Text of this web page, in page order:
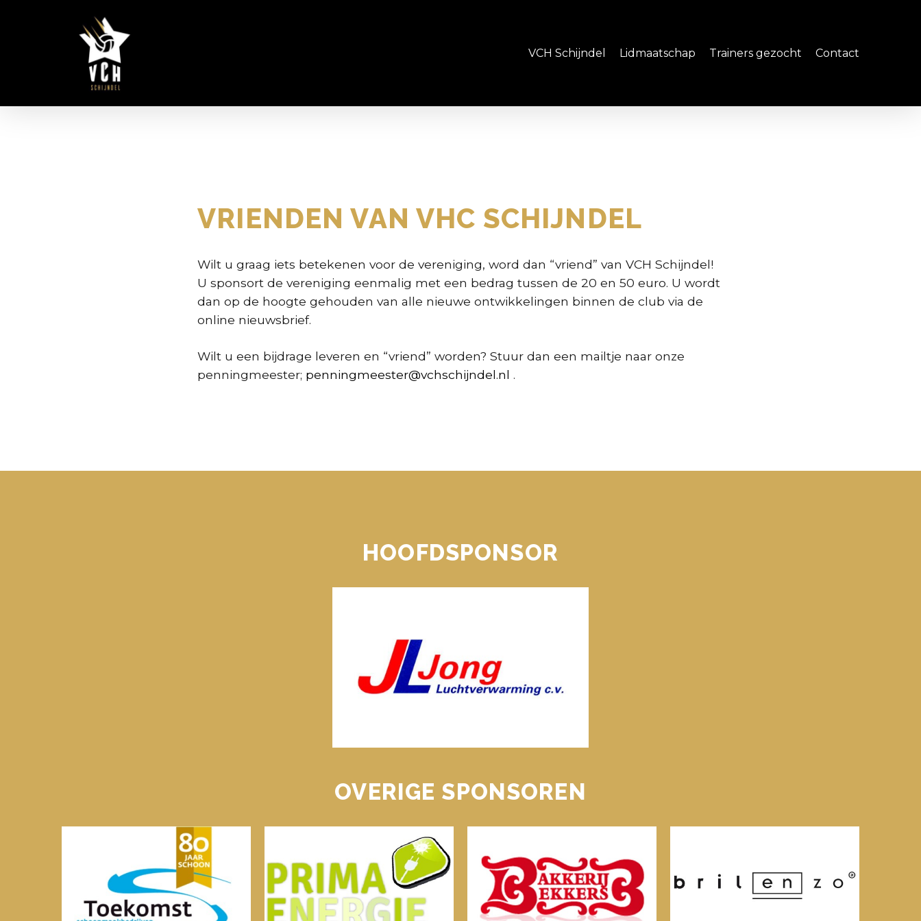
VCH Schijndel Lidmaatschap Trainers gezocht Contact
VRIENDEN VAN VHC SCHIJNDEL
Wilt u graag iets betekenen voor de vereniging, word dan “vriend” van VCH Schijndel!
U sponsort de vereniging eenmalig met een bedrag tussen de 20 en 50 euro. U wordt
dan op de hoogte gehouden van alle nieuwe ontwikkelingen binnen de club via de
online nieuwsbrief.
Wilt u een bijdrage leveren en “vriend” worden? Stuur dan een mailtje naar onze
penningmeester; penningmeester@vchschijndel.nl .
HOOFDSPONSOR
OVERIGE SPONSOREN